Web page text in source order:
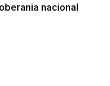
nacional